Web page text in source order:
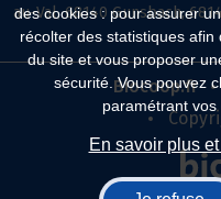
des cookies : pour assurer
récolter des statistiques
du site et vous proposer
sécurité. Vous pouvez
paramétrant
En savoir plus
au-Val, 68140 Gunsbach,
Biocoop.fr